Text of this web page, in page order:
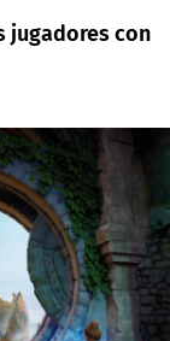
jugadores con